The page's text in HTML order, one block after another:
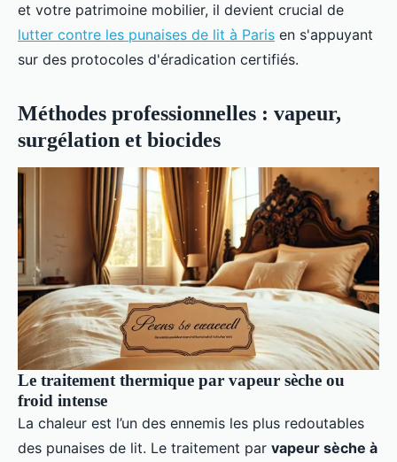
et votre patrimoine mobilier, il devient crucial de
lutter contre les punaises de lit à Paris en s'appuyant
sur des protocoles d'éradication certifiés.
Méthodes professionnelles : vapeur,
surgélation et biocides
Le traitement thermique par vapeur sèche ou
froid intense
La chaleur est l’un des ennemis les plus redoutables
des punaises de lit. Le traitement par vapeur sèche à